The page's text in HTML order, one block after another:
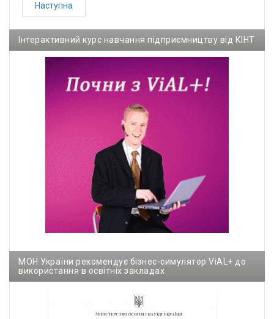
Наступна
Інтерактивний курс навчання підприємництву від КІНТ
МОН України рекомендує бізнес-симулятор ViAL+ до
використання в освітніх закладах